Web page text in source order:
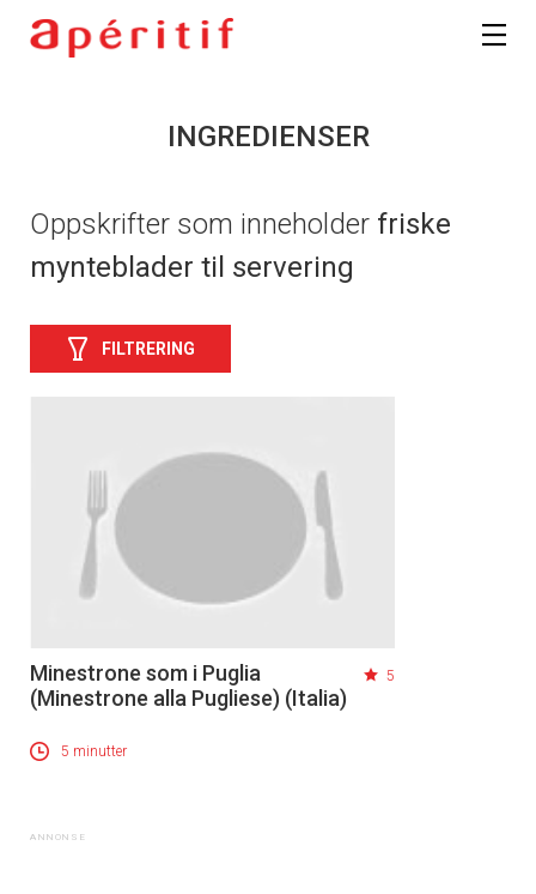
INGREDIENSER
Oppskrifter som inneholder friske
mynteblader til servering
FILTRERING
Minestrone som i Puglia
(Minestrone alla Pugliese) (Italia)
5
5 minutter